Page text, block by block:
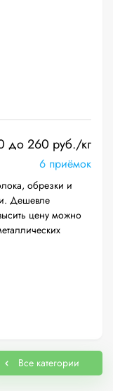
до 260 руб./кг
6 приёмок
обрезки и
Дешевле
цену можно
Все категории